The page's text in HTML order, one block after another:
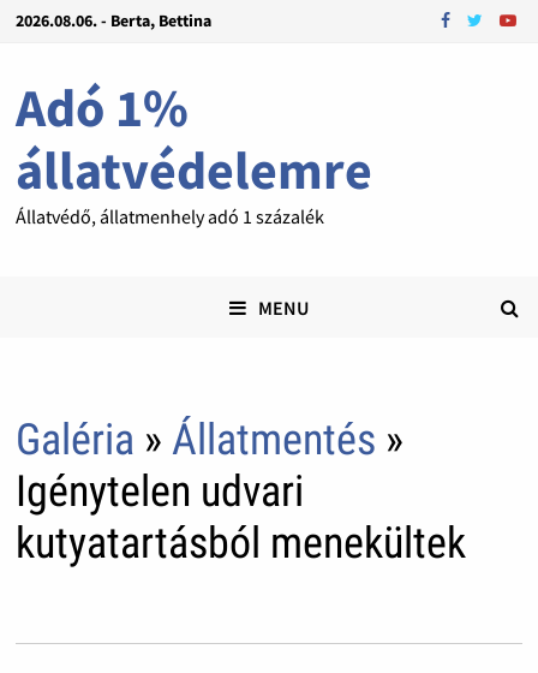
2026.08.06. - Berta, Bettina
Adó 1%
állatvédelemre
Állatvédő, állatmenhely adó 1 százalék
MENU
Galéria » Állatmentés »
Igénytelen udvari
kutyatartásból menekültek